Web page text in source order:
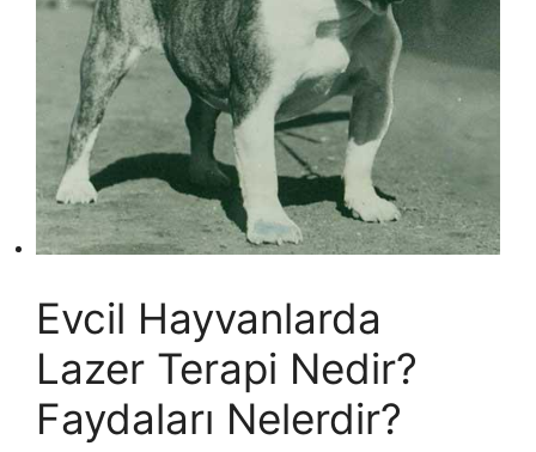
Evcil Hayvanlarda
Lazer Terapi Nedir?
Faydaları Nelerdir?